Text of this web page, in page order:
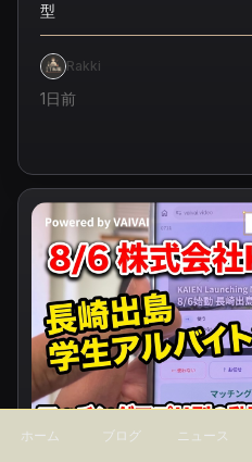
型
Rakki
1日前
ホーム ブログ ニュース